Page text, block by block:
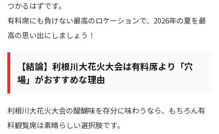
つかるはずです。
有料席にも負けない最高のロケーションで、2026年の夏を最
高の思い出にしましょう！
【結論】利根川大花火大会は有料席より「穴
場」がおすすめな理由
利根川大花火大会の醍醐味を存分に味わうなら、もちろん有
料観覧席は素晴らしい選択肢です。